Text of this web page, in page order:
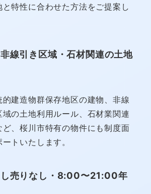
と特性に合わせた方法をご提案し
線引き区域・石材関連の土地
建造物群保存地区の建物、非線
の土地利用ルール、石材業関連
、桜川市特有の物件にも制度面
トいたします。
し売りなし・8:00〜21:00年